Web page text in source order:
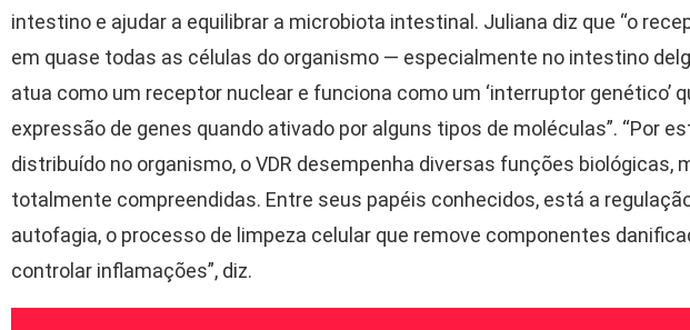
intestino e ajudar a equilibrar a microbiota intestinal. Juliana diz que “o
em quase todas as células do organismo — especialmente no intestino
atua como um receptor nuclear e funciona como um ‘interruptor genético’
expressão de genes quando ativado por alguns tipos de moléculas”. “Por
distribuído no organismo, o VDR desempenha diversas funções biológicas,
totalmente compreendidas. Entre seus papéis conhecidos, está a
autofagia, o processo de limpeza celular que remove componentes
controlar inflamações”, diz.